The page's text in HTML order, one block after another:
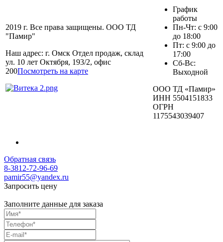
2019 г. Все права защищены. ООО ТД
"Памир"
Наш адрес: г. Омск Отдел продаж, склад
ул. 10 лет Октября, 193/2, офис
200Посмотреть на карте
График
работы
Пн-Чт: с 9:00
до 18:00
Пт: с 9:00 до
17:00
Сб-Вс:
Выходной
ООО ТД «Памир»
ИНН 5504151833
ОГРН
1175543039407
Обратная связь
8-3812-72-96-69
pamir55@yandex.ru
Запросить цену
Заполните данные для заказа